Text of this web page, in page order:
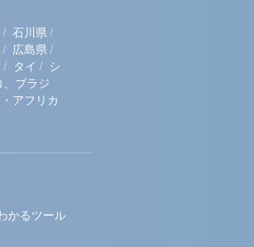
/ 石川県 /
/ 広島県 /
/ タイ / シ
、ブラジ
アフリカ
かるツール